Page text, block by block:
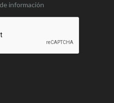
información